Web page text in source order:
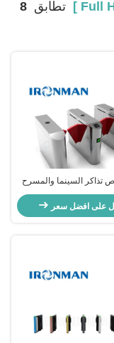
تطابق8
تذاكر السينما والمسرح
البصري الدائم
على افضل سعر